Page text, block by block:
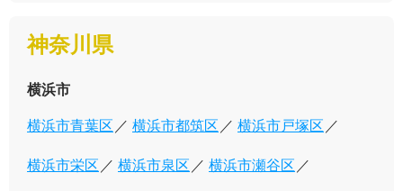
神奈川県
横浜市
横浜市青葉区 横浜市都筑区 横浜市戸塚区
横浜市栄区 横浜市泉区 横浜市瀬谷区